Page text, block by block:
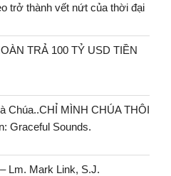
trở thành vết nứt của thời đại
TRẢ 100 TỶ USD TIỀN
Chúa..CHỈ MÌNH CHÚA THÔI
Graceful Sounds.
Lm. Mark Link, S.J.